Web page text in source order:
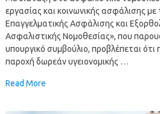
εργασίας και κοινωνικής ασφάλισης
Επαγγελματικής Ασφάλισης και
Ασφαλιστικής Νομοθεσίας», που
υπουργικό συμβούλιο, προβλέπεται
παροχή δωρεάν υγειονομικής …
Read More